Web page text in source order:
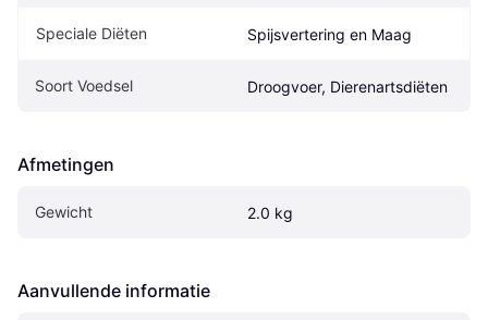
Speciale Diëten Spijsvertering en Maag
Soort Voedsel Droogvoer, Dierenartsdiëten
Afmetingen
Gewicht 2.0 kg
Aanvullende informatie